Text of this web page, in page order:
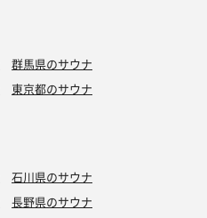
群馬県のサウナ
東京都のサウナ
石川県のサウナ
長野県のサウナ